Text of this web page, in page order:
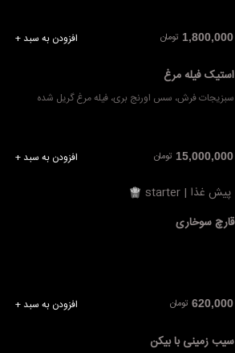
افزودن به سبد + 1,800,000 تومان
استیک فیله مرغ
سبزیجات فرش، سس اورنج بری، فیله مرغ گریل شده
افزودن به سبد + 15,000,000 تومان
پیش غذا | starter
قارچ سوخاری
افزودن به سبد + 620,000 تومان
سیب زمینی با بیکن